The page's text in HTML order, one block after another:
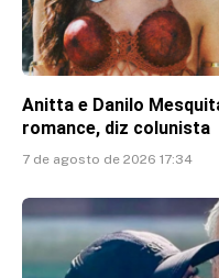
Anitta e Danilo
romance, diz colunista
7 de agosto de 2026 17:34